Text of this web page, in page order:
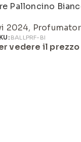
Palloncino
2024,
BALLPRF-BI
vedere il prezzo